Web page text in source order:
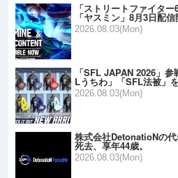
「ストリートファイタ
「ヤスミン」8月3日配
2026.08.03(Mon)
「SFL JAPAN 2026」
Lうちわ」「SFL法被」
2026.08.03(Mon)
株式会社DetonatioNの
死去、享年44歳。
2026.08.03(Mon)